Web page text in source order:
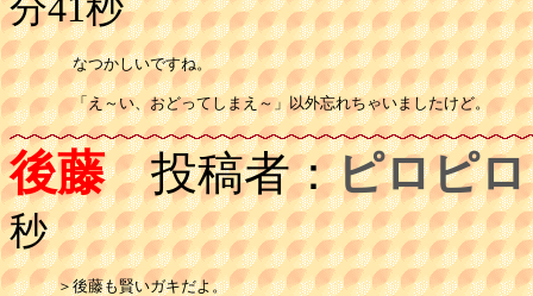
分41秒
なつかしいですね。
「え～い、おどってしまえ～」以外忘れちゃいましたけど。
後藤投稿者：ピロピロ
秒
＞後藤も賢いガキだよ。